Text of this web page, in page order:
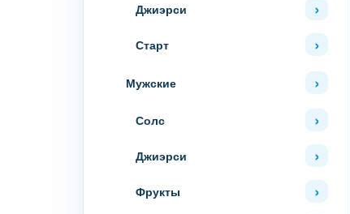
Джиэрси
Старт
Мужские
Солс
Джиэрси
Фрукты